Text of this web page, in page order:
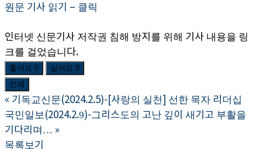
원문 기사 읽기 – 클릭
인터넷 신문기사 저작권 침해 방지를 위해 기사 내용을 링
크를 걸었습니다.
좋아요 0 싫어요 0
인쇄
« 기독교신문(2024.2.5)-[사랑의 실천] 선한 목자 리더십
국민일보(2024.2.9)-그리스도의 고난 깊이 새기고 부활을
기다리며… »
목록보기